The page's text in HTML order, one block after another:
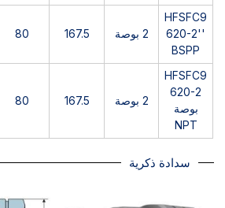
HFSFC9
620-2''
BSPP
2 بوصة 167.5
80
HFSFC9
620-2
بوصة
NPT
2 بوصة 167.5
80
سدادة ذكرية